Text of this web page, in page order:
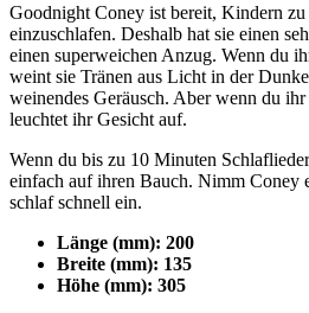
Goodnight Coney ist bereit, Kindern zu
einzuschlafen. Deshalb hat sie einen
einen superweichen Anzug. Wenn du
weint sie Tränen aus Licht in der
weinendes Geräusch. Aber wenn du
leuchtet ihr Gesicht auf.
Wenn du bis zu 10 Minuten
einfach auf ihren Bauch. Nimm Coney
schlaf schnell ein.
Länge (mm): 200
Breite (mm): 135
Höhe (mm): 305